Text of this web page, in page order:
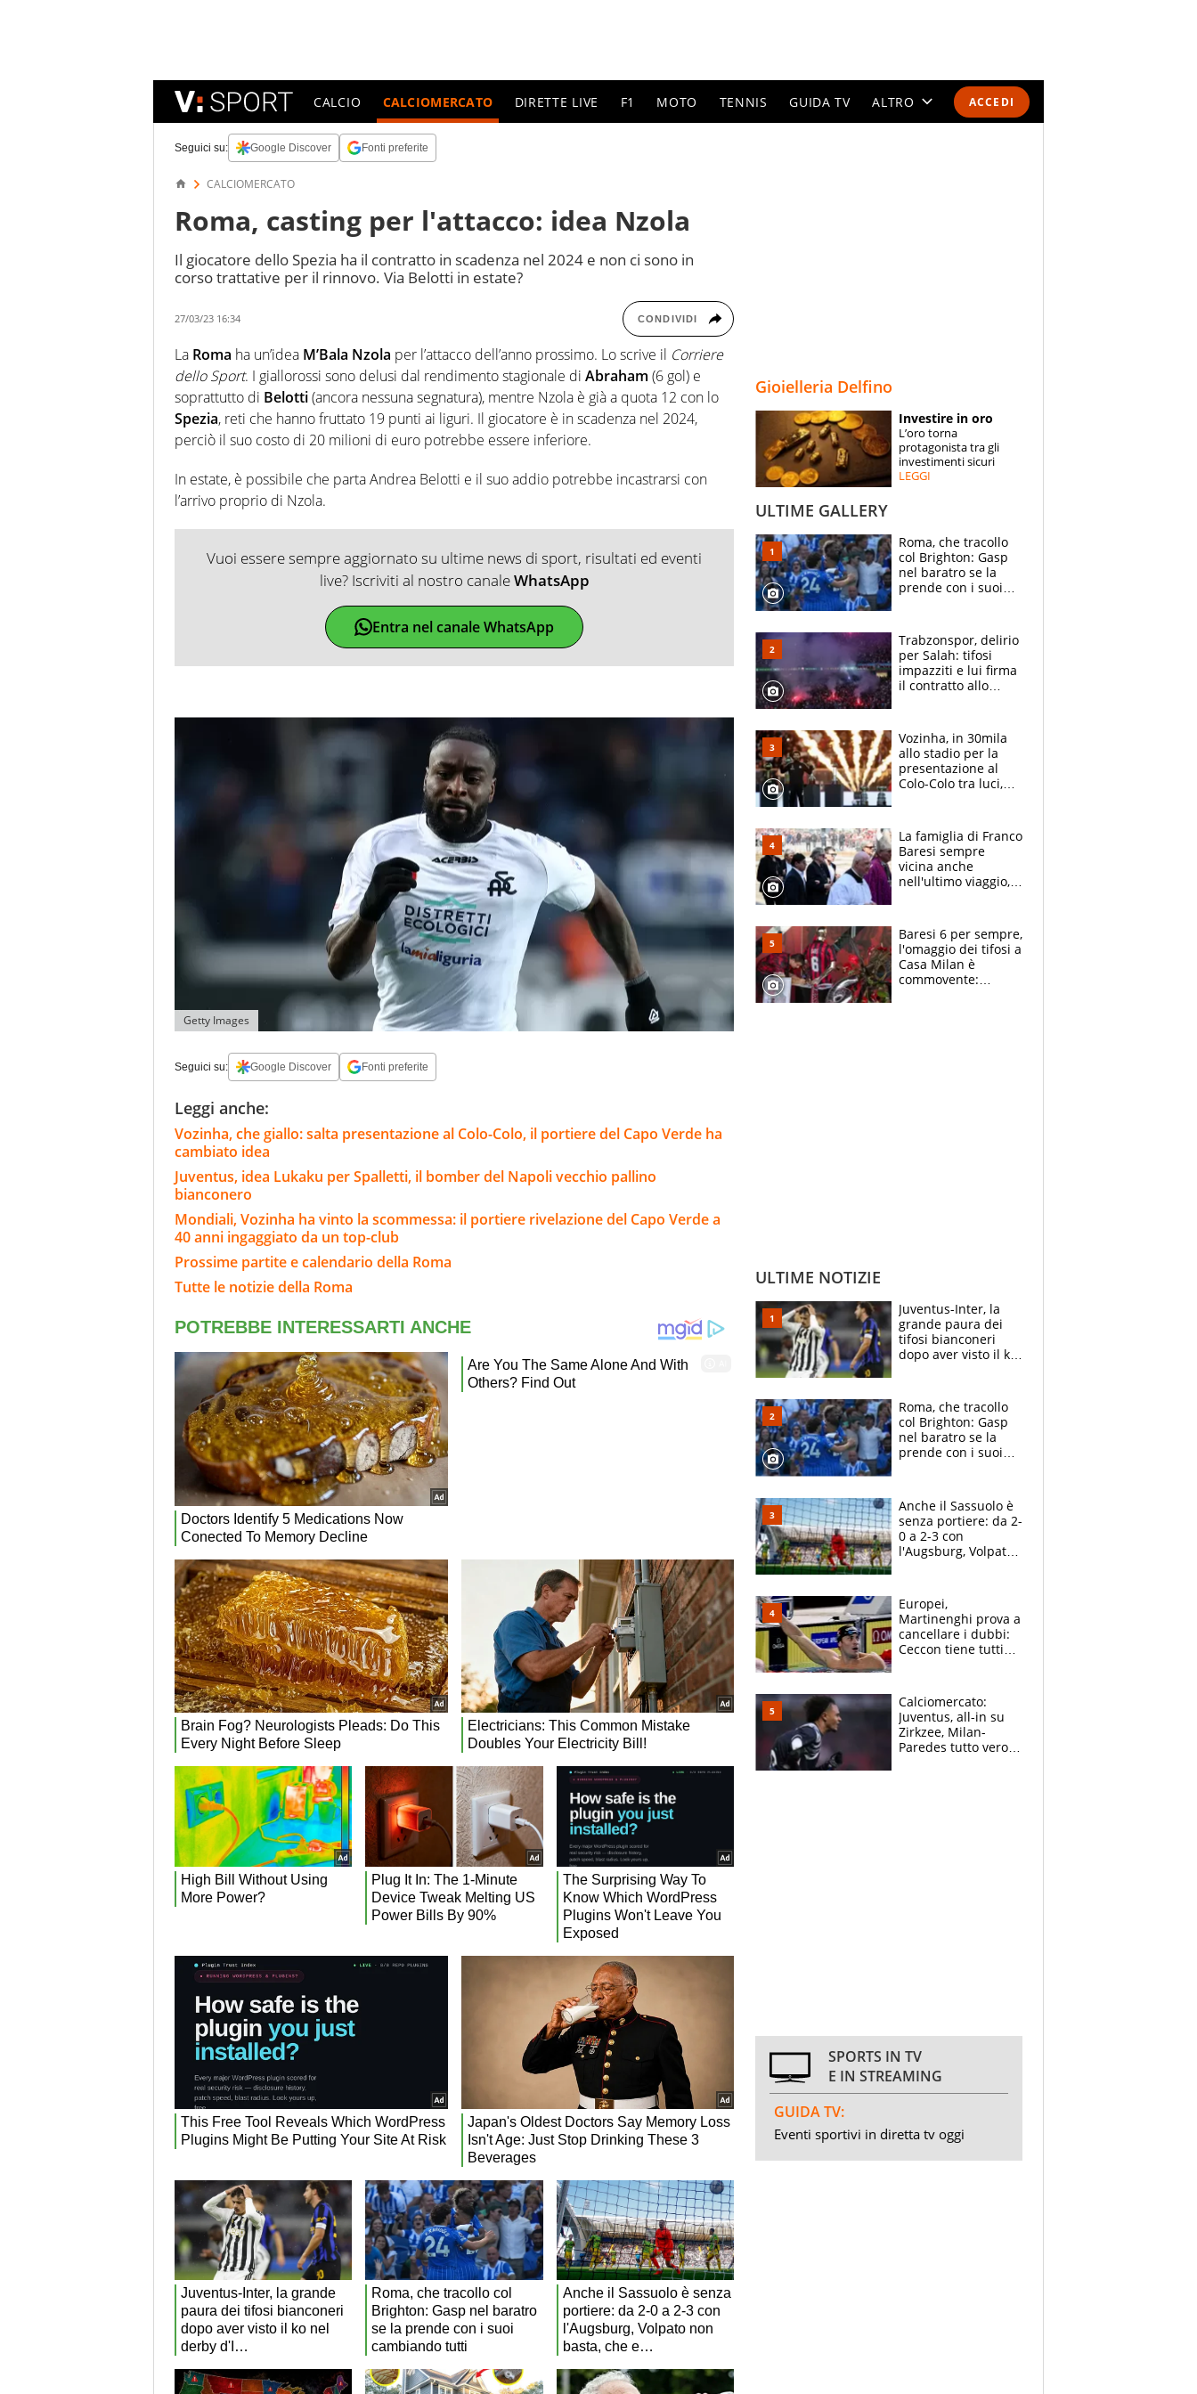
ACCEDI
CALCIO CALCIOMERCATO DIRETTE LIVE F1 MOTO TENNIS GUIDA TV ALTRO
SPECIALI
ESPERTI
Seguici su: Google Discover Fonti preferite
CALCIOMERCATO
Roma, casting per l'attacco: idea Nzola
Il giocatore dello Spezia ha il contratto in scadenza nel 2024 e non ci sono in
corso trattative per il rinnovo. Via Belotti in estate?
27/03/23 16:34 CONDIVIDI
La Roma ha un’idea M’Bala Nzola per l’attacco dell’anno prossimo. Lo scrive il Corriere
dello Sport. I giallorossi sono delusi dal rendimento stagionale di Abraham (6 gol) e
soprattutto di Belotti(ancora nessuna segnatura), mentre Nzola è già a quota 12 con lo
Spezia, reti che hanno fruttato 19 punti ai liguri. Il giocatore è in scadenza nel 2024,
perciò il suo costo di 20 milioni di euro potrebbe essere inferiore.
In estate, è possibile che parta Andrea Belotti e il suo addio potrebbe incastrarsi con
l’arrivo proprio di Nzola.
Vuoi essere sempre aggiornato su ultime news di sport, risultati ed eventi
live? Iscriviti al nostro canaleWhatsApp
Entra nel canale WhatsApp
Getty Images
Seguici su: Google Discover Fonti preferite
Leggi anche:
Vozinha, che giallo: salta presentazione al Colo-Colo, il portiere del Capo Verde ha
cambiato idea
Juventus, idea Lukaku per Spalletti, il bomber del Napoli vecchio pallino
bianconero
Mondiali, Vozinha ha vinto la scommessa: il portiere rivelazione del Capo Verde a
40 anni ingaggiato da un top-club
Prossime partite e calendario della Roma
Tutte le notizie della Roma
Gioielleria Delfino
Investire in oro
L’oro torna
protagonista tra gli
investimenti sicuri
LEGGI
ULTIME GALLERY
Roma, che tracollo
col Brighton: Gasp
nel baratro se la
prende con i suoi
Trabzonspor, delirio
per Salah: tifosi
impazziti e lui firma
il contratto allo
Vozinha, in 30mila
allo stadio per la
presentazione al
Colo-Colo tra luci,
La famiglia di Franco
Baresi sempre
vicina anche
nell'ultimo viaggio,
circondati
dall'affetto dei tifosi
Baresi 6 per sempre,
l'omaggio dei tifosi a
Casa Milan è
commovente:
ULTIME NOTIZIE
Juventus-Inter, la
grande paura dei
tifosi bianconeri
dopo aver visto il ko
Roma, che tracollo
col Brighton: Gasp
nel baratro se la
prende con i suoi
Anche il Sassuolo è
senza portiere: da 2-
0 a 2-3 con
l'Augsburg, Volpato
Europei,
Martinenghi prova a
cancellare i dubbi:
Ceccon tiene tutti
Curtis
Calciomercato:
Juventus, all-in su
Zirkzee, Milan-
Paredes tutto vero,
SPORTS IN TV
E IN STREAMING
GUIDA TV:
Eventi sportivi in diretta tv oggi